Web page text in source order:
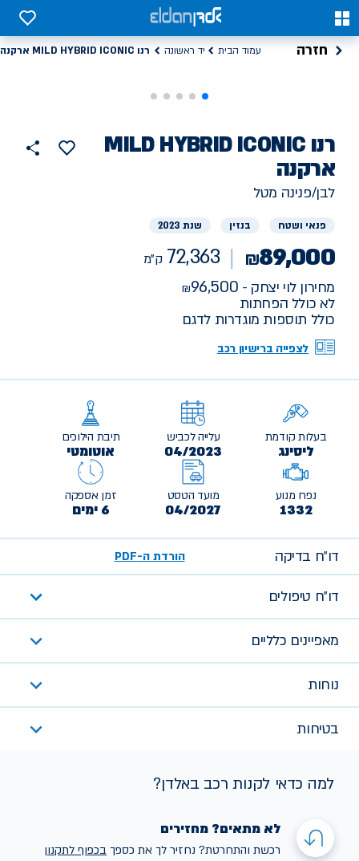
0
0
חזרה עמוד הבית יד ראשונה רנו MILD HYBRID ICONIC ארקנה
רכב
יד
ראשונה
רנו MILD HYBRID ICONIC
ארקנה
ק"מ
הוסף
למועדפים
לבן/פנינה מטל
פנאי ושטח בנזין שנת 2023
₪89,000
72,363 ק"מ
מחירון לוי יצחק - 96,500
לא כולל הפחתות
כולל תוספות מוגדרות לדגם
לצפייה ברישיון רכב
בעלות קודמת
ליסינג
עלייה לכביש
04/2023
תיבת הילוכים
אוטומטי
נפח מנוע
1332
מועד הטסט
04/2027
זמן אספקה
6 ימים
דו״ח בדיקה הורדת ה-PDF
דו״ח טיפולים
מאפיינים כלליים
נוחות
בטיחות
למה כדאי לקנות רכב באלדן?
לא מתאים? מחזירים
רכשת והתחרטת? נחזיר לך את כספך בכפוף לתקנון